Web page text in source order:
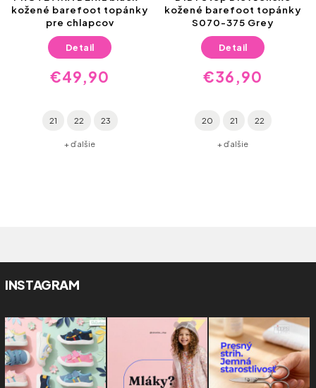
kožené barefoot topánky
pre chlapcov
€49,90
Detail
21 22 23
+ ďalšie
kožené barefoot topánky
S070-375 Grey
€36,90
Detail
20 21 22
+ ďalšie
INSTAGRAM